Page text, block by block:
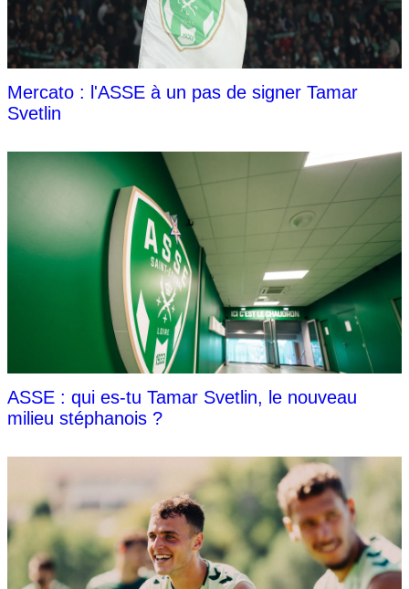
Mercato : l'ASSE à un pas de signer Tamar
Svetlin
ASSE : qui es-tu Tamar Svetlin, le nouveau
milieu stéphanois ?